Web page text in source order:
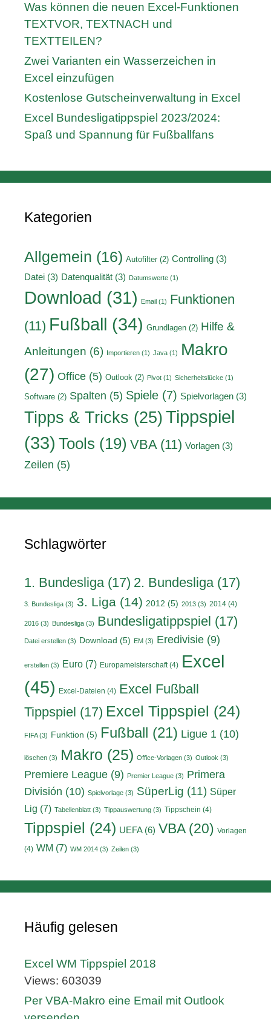
Was können die neuen Excel-Funktionen
TEXTVOR, TEXTNACH und
TEXTTEILEN?
Zwei Varianten ein Wasserzeichen in
Excel einzufügen
Kostenlose Gutscheinverwaltung in Excel
Excel Bundesligatippspiel 2023/2024:
Spaß und Spannung für Fußballfans
Kategorien
Allgemein (16) Autofilter (2) Controlling (3)
Datei (3) Datenqualität (3) Datumswerte (1)
Download (31) Email (1) Funktionen
(11) Fußball (34) Grundlagen (2) Hilfe &
Anleitungen (6) Importieren (1) Java (1)
Makro
(27) Office (5) Outlook (2) Pivot (1) Sicherheitslücke (1)
Software (2) Spalten (5) Spiele (7) Spielvorlagen (3)
Tipps & Tricks (25)Tippspiel
(33) Tools (19) VBA(11) Vorlagen (3)
Zeilen (5)
Schlagwörter
1. Bundesliga(17) 2. Bundesliga(17)
3. Bundesliga (3) 3. Liga (14) 2012 (5) 2013 (3) 2014 (4)
2016 (3) Bundesliga (3) Bundesligatippspiel (17)
Datei erstellen (3) Download (5) EM (3) Eredivisie (9)
erstellen (3) Euro (7) Europameisterschaft(4) Excel
(45)
Excel-Dateien (4) Excel Fußball
Tippspiel (17) Excel Tippspiel (24)
FIFA(3) Funktion (5) Fußball (21) Ligue 1 (10)
löschen (3) Makro (25) Office-Vorlagen (3) Outlook (3)
Premiere League (9) Premier League (3) Primera
División (10) Spielvorlage (3) SüperLig (11) Süper
Lig (7) Tabellenblatt (3) Tippauswertung (3) Tippschein (4)
Tippspiel (24) UEFA(6) VBA(20) Vorlagen
(4) WM (7) WM 2014 (3) Zeilen (3)
Häufig gelesen
Excel WM Tippspiel 2018
Views: 603039
Per VBA-Makro eine Email mit Outlook